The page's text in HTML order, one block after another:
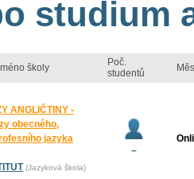
studium
školy
Poč.
studentů
ANGLIČTINY -
obecného,
jazyka
(Jazyková škola)
–